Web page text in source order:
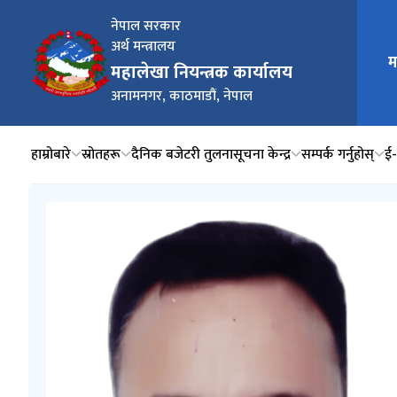
नेपाल सरकार
अर्थ मन्त्रालय
महालेखा नियन्त्रक कार्यालय
अनामनगर, काठमाडौं, नेपाल
मुख्य
हाम्रोबारे स्रोतहरू दैनिक बजेटरी तुलनासूचना केन्द्र सम्पर्क गर्नुहोस्